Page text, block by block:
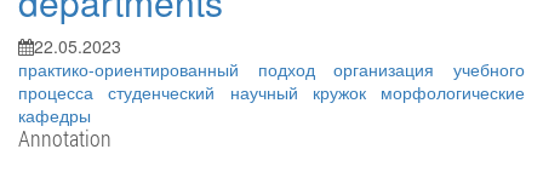
22.05.2023
практико-ориентированный подходорганизация учебного
процессастуденческий научный кружок морфологические
кафедры
Annotation